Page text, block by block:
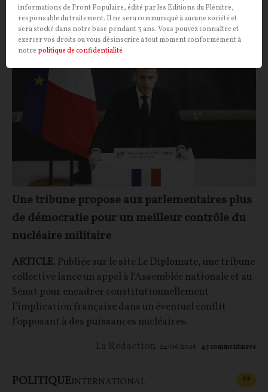
14/07/2026 1 commentaire
POLITIQUEARMÉE
Une tribune propose aux parlementaires plus
de démocratie pour un meilleur contrôle du
nucléaire militaire
ARTICLE. Publiée sur le site Le Diplomate, une tribune
collective lance un appel à l’Assemblée nationale et au
Sénat pour encadrer constitutionnellement
l’implication française dans un éventuel conflit
l’opposant à des puissances nucléaires.
La Rédaction 24/06/2026 47commentaires
POLITIQUEINTERNATIONAL FP
informations de Front Populaire, édité par les Editions du Plénitre,
responsable du traitement. Il ne sera communiqué à aucune société et
sera stocké dans notre base pendant 3 ans. Vous pouvez connaître et
exercer vos droits ou vous désinscrire à tout moment conformément à
notre politique de confidentialité